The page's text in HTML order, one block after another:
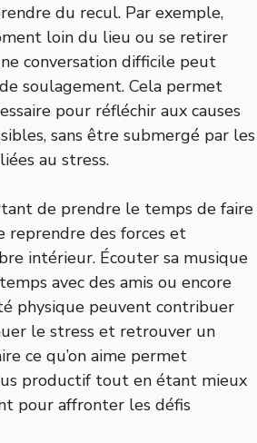
du recul. Par exemple,
loin du lieu ou se retirer
conversation difficile peut
soulagement. Cela permet
pour réfléchir aux causes
sans être submergé par les
au stress.
de prendre le temps de faire
reprendre des forces et
intérieur. Écouter sa musique
avec des amis ou encore
physique peuvent contribuer
le stress et retrouver un
ce qu’on aime permet
productif tout en étant mieux
pour affronter les défis